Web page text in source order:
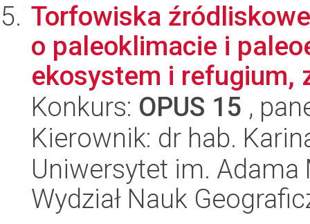
Torfowiska
o paleoklimacie i
ekosystem i refugium,
Konkurs: OPUS 15 ,
Kierownik: dr hab.
Uniwersytet im.
Wydział Nauk